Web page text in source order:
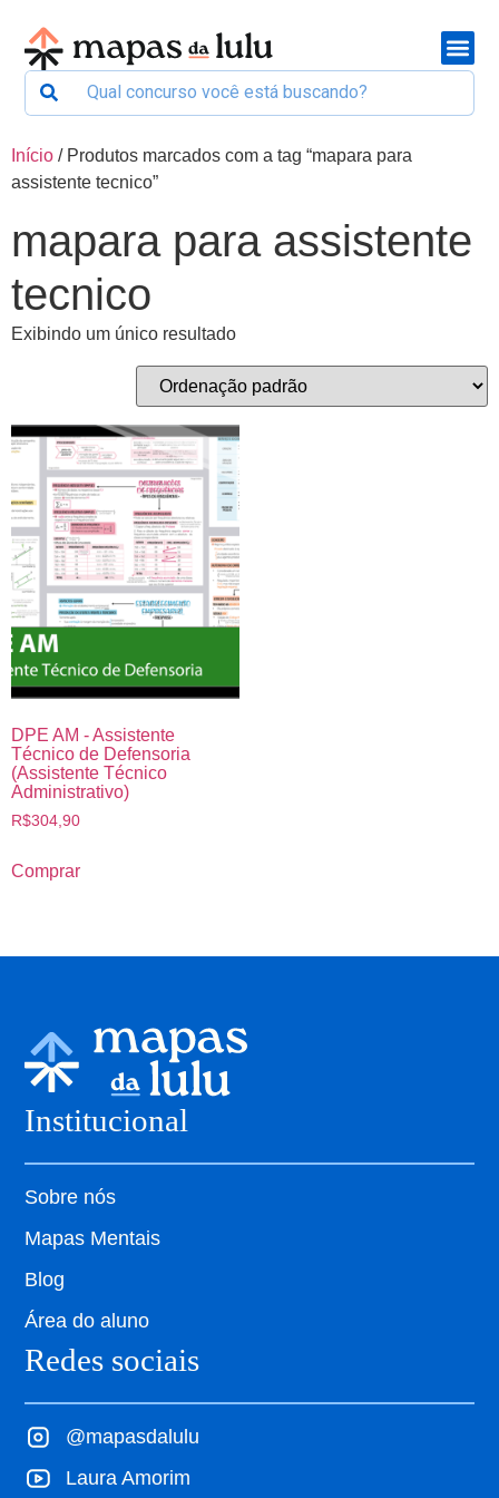
Início / Produtos marcados com a tag “mapara para
assistente tecnico”
mapara para assistente
tecnico
Exibindo um único resultado
DPE AM - Assistente
Técnico de Defensoria
(Assistente Técnico
Administrativo)
R$304,90
Comprar
Institucional
Sobre nós
Mapas Mentais
Blog
Área do aluno
Redes sociais
@mapasdalulu
Laura Amorim